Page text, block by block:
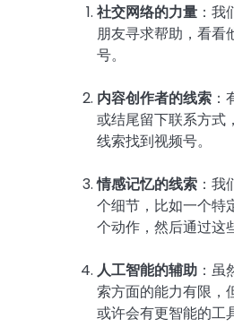
社交网络的力量 ：
朋友寻求帮助，看看
号。
内容创作者的线索
或结尾留下联系方式
线索找到视频号。
情感记忆的线索 ：
个细节，比如一个特
个动作，然后通过这
人工智能的辅助 ：
索方面的能力有限，
或许会有更智能的工